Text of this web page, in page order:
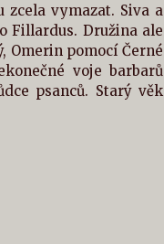
zcela vymazat. Siva a
Fillardus. Družina ale
Omerin pomocí Černé
voje barbarů
psanců. Starý věk